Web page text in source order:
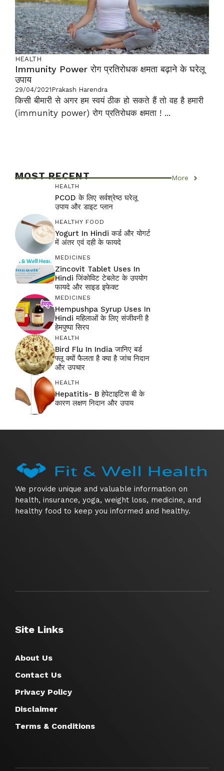
HEALTH
Immunity Power रोग प्रतिरोधक क्षमता बढ़ाने के घरेलू
उपाय
29/04/2021Prakash Harendra
किसी बीमारी से अगर हम स्वयं ठीक हो सकते हैं तो वह है हमारी
(immunity power) रोग प्रतिरोधक क्षमता ! ...
MOST RECENT More
HEALTH
PCOD के लिए सर्वश्रेष्ठ घरेलू
उपाय और डाइट प्लान
HEALTHY FOOD
Yogurt In Hindi कर्ड और योगर्ट
में अंतर एवं दही के फायदे
MEDICINES
Zincovit Tablet Uses In
Hindi जिंकोविट टेबलेट के उपयोग
फायदे और साइड इफेक्ट
MEDICINES
Hempushpa Syrup Uses In
Hindi महिलाओं के लिए संजीवनी है
हेमपुष्पा सिरप
HEALTH
Bird Flu In India जानिए बर्ड
फ्लू क्यों फैलता है क्या है जांच निदान
और उपचार
HEALTH
Hepatitis- B हेपेटाइटिस बी के
कारण लक्षण निदान और उपाय
We provide unique and valuable information on
health, insurance, yoga, weight loss, medicine, and
healthy food to keep you informed and healthy.
Site Links
About Us
Contact Us
Privacy Policy
Disclaimer
Terms & Conditions